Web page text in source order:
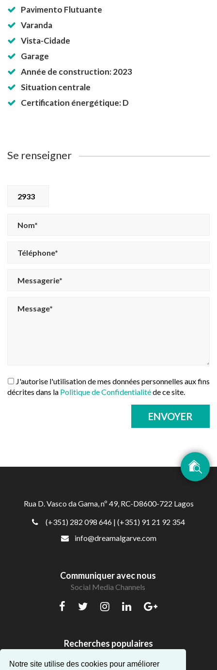
Notre site utilise des cookies pour améliorer
Pavimento Flutuante
Varanda
Vista-Cidade
Garage
Année de construction: 2023
Situation centrale
Certification énergétique: D
Se renseigner
2933
J'autorise l'utilisation de mes données personnelles aux fins
décrites dans la Politique de Confidentialitéde ce site.
ENVOYER
Rua D. Vasco da Gama, nº 49, RC-D8600-722 Lagos
(+351) 282 098 646 | (+351) 91 21 92 354
info@dreamalgarve.com
Communiquer avec nous
Social Media Channels
Recherches populaires
Beaux appartements en Algarve